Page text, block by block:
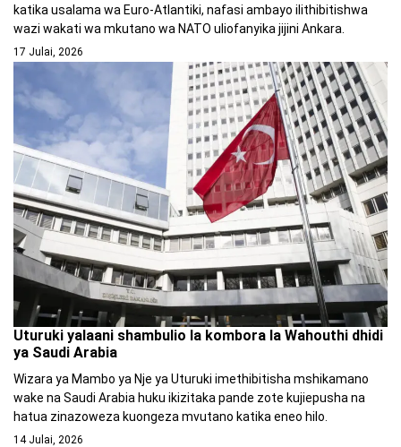
katika usalama wa Euro-Atlantiki, nafasi ambayo ilithibitishwa
wazi wakati wa mkutano wa NATO uliofanyika jijini Ankara.
17 Julai, 2026
Uturuki yalaani shambulio la kombora la Wahouthi dhidi
ya Saudi Arabia
Wizara ya Mambo ya Nje ya Uturuki imethibitisha mshikamano
wake na Saudi Arabia huku ikizitaka pande zote kujiepusha na
hatua zinazoweza kuongeza mvutano katika eneo hilo.
14 Julai, 2026